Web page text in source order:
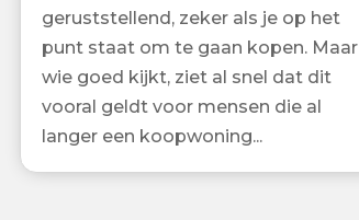
geruststellend, zeker als je op het
punt staat om te gaan kopen. Maar
wie goed kijkt, ziet al snel dat dit
vooral geldt voor mensen die al
langer een koopwoning...